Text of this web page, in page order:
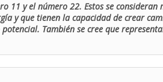
11 y el número 22. Estos se consideran
y que tienen la capacidad de crear
También se cree que